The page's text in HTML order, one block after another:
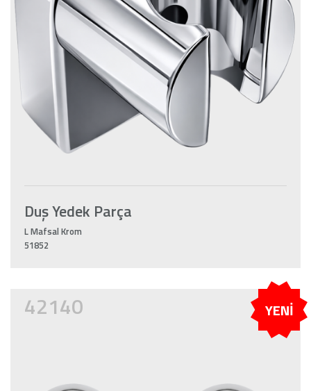
Duş Yedek Parça
L Mafsal Krom
51852
42140 YENİ